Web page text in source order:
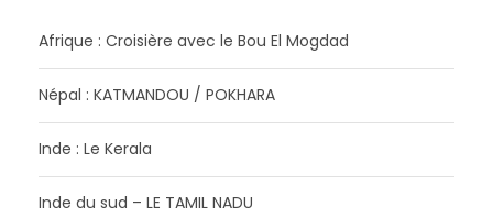
Afrique : Croisière avec le Bou El Mogdad
Népal : KATMANDOU / POKHARA
Inde : Le Kerala
Inde du sud – LE TAMIL NADU